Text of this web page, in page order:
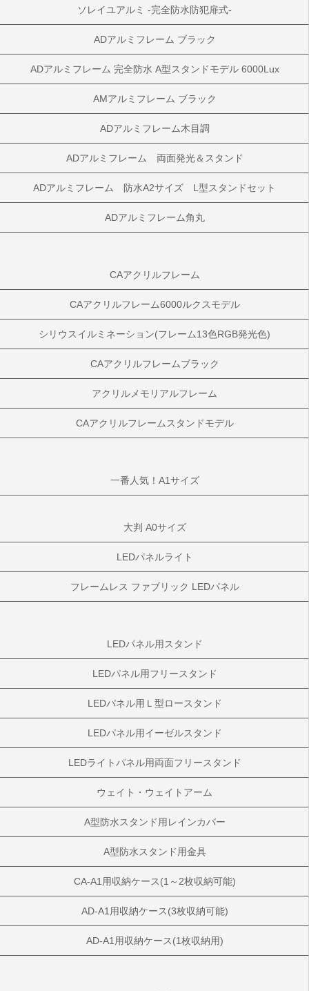
ソレイユアルミ -完全防水防犯扉式-
ADアルミフレーム ブラック
ADアルミフレーム 完全防水 A型スタンドモデル 6000Lux
AMアルミフレーム ブラック
ADアルミフレーム木目調
ADアルミフレーム 両面発光＆スタンド
ADアルミフレーム 防水A2サイズ L型スタンドセット
ADアルミフレーム角丸
CAアクリルフレーム
CAアクリルフレーム6000ルクスモデル
シリウスイルミネーション(フレーム13色RGB発光色)
CAアクリルフレームブラック
アクリルメモリアルフレーム
CAアクリルフレームスタンドモデル
一番人気！A1サイズ
大判 A0サイズ
LEDパネルライト
フレームレス ファブリック LEDパネル
LEDパネル用スタンド
LEDパネル用フリースタンド
LEDパネル用Ｌ型ロースタンド
LEDパネル用イーゼルスタンド
LEDライトパネル用両面フリースタンド
ウェイト・ウェイトアーム
A型防水スタンド用レインカバー
A型防水スタンド用金具
CA-A1用収納ケース(1～2枚収納可能)
AD-A1用収納ケース(3枚収納可能)
AD-A1用収納ケース(1枚収納用)